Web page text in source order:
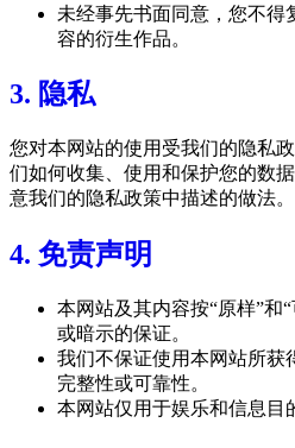
未经事先书面同意，您不得
容的衍生作品。
3. 隐私
您对本网站的使用受我们的隐私
们如何收集、使用和保护您的数
意我们的隐私政策中描述的做法。
4. 免责声明
本网站及其内容按“原样”和
或暗示的保证。
我们不保证使用本网站所获
完整性或可靠性。
本网站仅用于娱乐和信息目